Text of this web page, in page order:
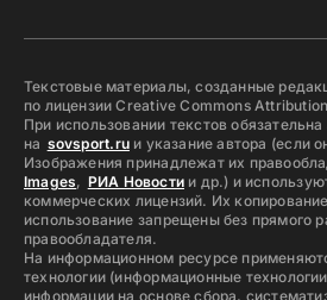
Текстовые материалы, созданные
по лицензии Creative Commons
При использовании текстов
на sovsport.ruи указание автора (если
Изображения принадлежат их
Images, РИА Новости и др.) и
коммерческих лицензий. Их
использование запрещены без прямого
правообладателя.
На информационном ресурсе
технологии (информационные
информации на основе сбора,